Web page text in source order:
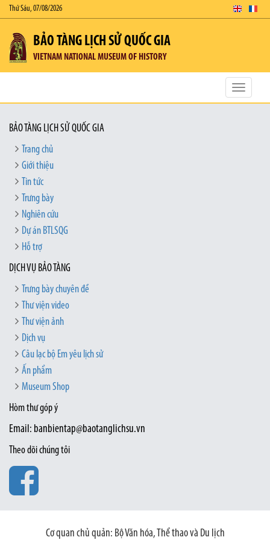
Thứ Sáu, 07/08/2026
BẢO TÀNG LỊCH SỬ QUỐC GIA
VIETNAM NATIONAL MUSEUM OF HISTORY
Toggle
BẢO TÀNG LỊCH SỬ QUỐC GIA
Trang chủ
Giới thiệu
Tin tức
Trưng bày
Nghiên cứu
Dự án BTLSQG
Hỗ trợ
DỊCH VỤ BẢO TÀNG
Trưng bày chuyên đề
Thư viện video
Thư viện ảnh
Dịch vụ
Câu lạc bộ Em yêu lịch sử
Ấn phẩm
Museum Shop
Hòm thư góp ý
Email: banbientap@baotanglichsu.vn
Theo dõi chúng tôi
Cơ quan chủ quản: Bộ Văn hóa, Thể thao và Du lịch